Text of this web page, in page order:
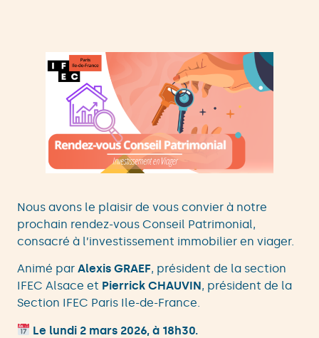
Nous avons le plaisir de vous convier à notre
prochain rendez-vous Conseil Patrimonial,
consacré à l’investissement immobilier en viager.
Animé par Alexis GRAEF, président de la section
IFEC Alsace et Pierrick CHAUVIN, président de la
Section IFEC Paris Ile-de-France.
Le lundi 2 mars 2026, à 18h30.